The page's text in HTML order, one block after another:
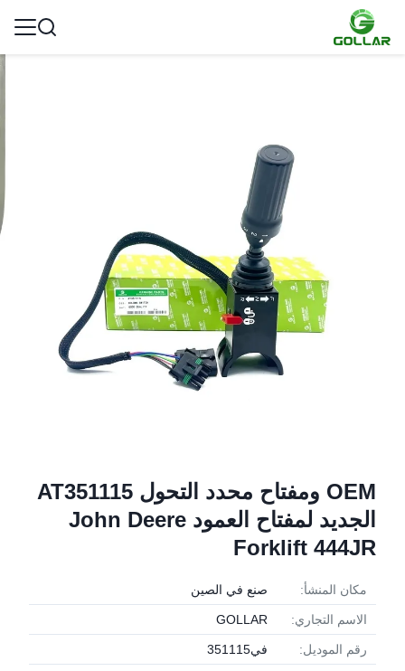
OEM ومفتاح محدد التحول AT351115
الجديد لمفتاح العمود John Deere
Forklift 444JR
مكان المنشأ: صنع في الصين
الاسم التجاري: GOLLAR
رقم الموديل: في351115